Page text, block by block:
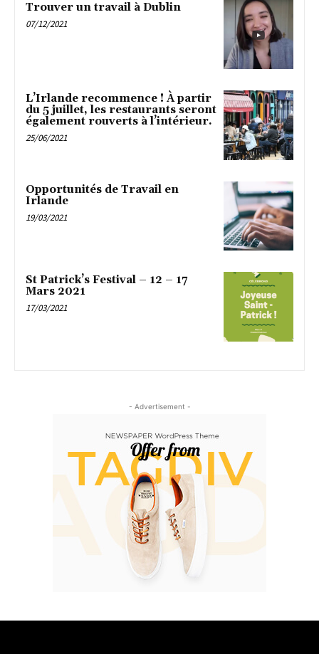
Trouver un travail à Dublin
07/12/2021
L’Irlande recommence ! À partir
du 5 juillet, les restaurants seront
également rouverts à l’intérieur.
25/06/2021
Opportunités de Travail en
Irlande
19/03/2021
St Patrick’s Festival – 12 – 17
Mars 2021
17/03/2021
- Advertisement -